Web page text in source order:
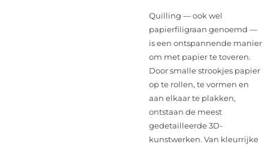
Quilling — ook wel
papierfiligraan genoemd —
is een ontspannende manier
om met papier te toveren.
Door smalle strookjes papier
op te rollen, te vormen en
aan elkaar te plakken,
ontstaan de meest
gedetailleerde 3D-
kunstwerken. Van kleurrijke